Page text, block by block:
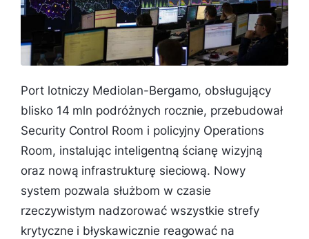
Port lotniczy Mediolan-Bergamo, obsługujący
blisko 14 mln podróżnych rocznie, przebudował
Security Control Room i policyjny Operations
Room, instalując inteligentną ścianę wizyjną
oraz nową infrastrukturę sieciową. Nowy
system pozwala służbom w czasie
rzeczywistym nadzorować wszystkie strefy
krytyczne i błyskawicznie reagować na